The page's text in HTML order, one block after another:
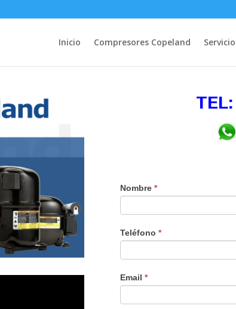
Inicio Compresores Copeland
Nombre *
Teléfono *
Email *